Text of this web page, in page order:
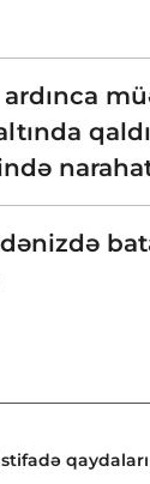
qaldı
qaydaları